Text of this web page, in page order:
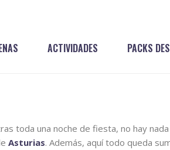
ACTIVIDADES PACKS
toda una noche de fiesta, no hay
Asturias. Además, aquí todo queda